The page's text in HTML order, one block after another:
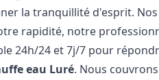
la tranquillité d'esprit.
rapidité, notre
24h/24 et 7j/7 pour
eau Luré. Nous